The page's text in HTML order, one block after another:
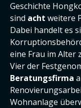
Geschichte
sind acht weitere
Dabei handelt es
eine Frau im Alter
Vier der
Beratungsfirma
Wohnanlage